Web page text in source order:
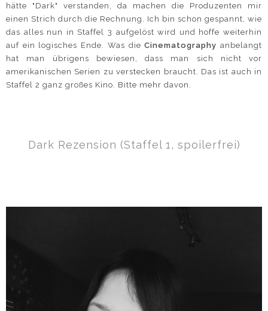
hätte "Dark" verstanden, da machen die Produzenten mir
einen Strich durch die Rechnung. Ich bin schon gespannt, wie
das alles nun in Staffel 3 aufgelöst wird und hoffe weiterhin
auf ein logisches Ende. Was dieCinematography anbelangt
hat man übrigens bewiesen, dass man sich nicht vor
amerikanischen Serien zu verstecken braucht. Das ist auch in
Staffel 2 ganz großes Kino. Bitte mehr davon.
Dark Rezension (Staffel 1, spoilerfrei)